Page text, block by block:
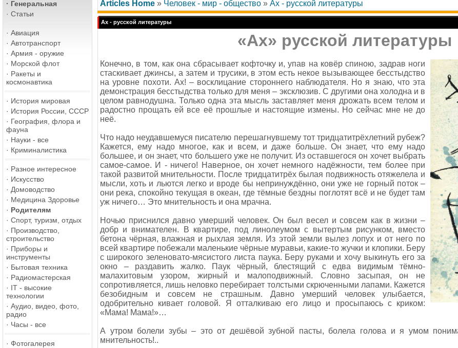
· Генеральная
· Статьи
· Авиация
· Автотранспорт
· Армия - оружие
· Морской флот
· Ракеты и
космонавтика
· История мировая
· История России, СССР
· География, флора и
фауна
· Науки - все
· Криминалистика
· Разное интересное
· Искусство
· Домоводство
· Медицина Здоровье
· Родителям
· Спорт, туризм, отдых
· Производство,
строительство
· Приборы и
инструменты
· Бытовая техника
· Радиомастерская
· IT - высокие
технологии
· Аудио, видео, фото,
радио
· Часы - все
· Фотогалерея
Articles Home » Человек - мир - общество » Ах - русской литературы
Ах - русской литературы
«Ах» русской литературы
Конечно, в том, как она сбрасывает кофточку и, упав на ковёр спиною, задрав ноги
стаскивает джинсы, а затем и трусики, в этом есть некое вызывающее бесстыдство
на уровне похоти. Ах! – восклицание стороннего наблюдателя. Но я знаю, что эта
демонстрация бесстыдства только для меня – эксклюзив. С другими она холодна и в
целом равнодушна. Только одна эта мысль заставляет меня дрожать всем телом и
радостно прощать ей все её прошлые и настоящие измены. Но сейчас мне не до
неё.
Что надо неудавшемуся писателю перешагнувшему тот тридцатитрёхлетний рубеж?
Кажется, ему надо многое, как и всем, и даже больше. Он знает, что ему надо
большее, и он знает, что большего уже не получит. Из оставшегося он хочет выбрать
самое-самое. И - ничего! Наверное, он хочет немного надёжности, тем более при
такой развитой мнительности. После тридцатитрёх былая подвижность отяжелела и
мысли, хоть и льются легко и вроде бы непринуждённо, они уже не горный поток –
они река, спокойно текущая в океан, где тёмные бездны поглотят всё и не будет там
уж ничего… Это мнительность и она мрачна.
Ночью приснился давно умерший человек. Он был весел и совсем как в жизни –
добр и внимателен. В квартире, под линолеумом с вытертым рисунком, вместо
бетона чёрная, влажная и рыхлая земля. Из этой земли вылез лопух и от него по
всей квартире побежали маленькие чёрные муравьи, какие-то жучки и клопики. Беру
с широкого зеленовато-мясистого листа паука. Беру руками и хочу выкинуть его за
окно – раздавить жалко. Паук чёрный, блестящий с едва видимым тёмно-
малахитовым узором, жирный и малоподвижный. Словно засыпая, он не
сопротивляется, лишь неловко перебирает толстыми скрюченными лапами. Кажется
безобидным и совсем не страшным. Давно умерший человек улыбается,
одобрительно кивает головой. Я отталкиваю его лицо и просыпаюсь с криком:
«Мама! Мама!»…
А утром болели зубы – это от дешёвой зубной пасты, болела голова и я умом
мнительность!..